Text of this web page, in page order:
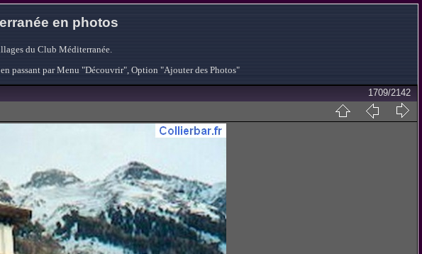
en photos
du Club Méditerranée.
passant par Menu "Découvrir", Option "Ajouter des Photos"
1709/2142